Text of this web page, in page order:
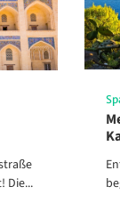
Die...